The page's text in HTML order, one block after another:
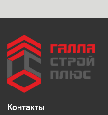
Контакты